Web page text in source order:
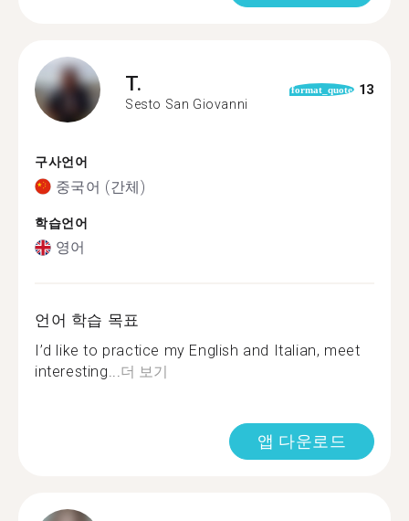
T.
Sesto San Giovanni
format_quote 13
구사언어
중국어 (간체)
학습언어
영어
언어 학습 목표
I’d like to practice my English and Italian, meet
interesting...더 보기
앱 다운로드